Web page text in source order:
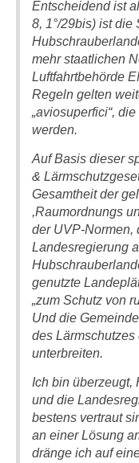
Entscheidend ist
8, 1°/29bis) ist die
mehr staatlichen
Luftfahrtbehörde
Regeln gelten
„aviosuperfici“,
werden.
Auf Basis dieser
&
Gesamtheit der
,Raumordnungs
der UVP-Normen,
Landesregierung
genutzte
„zum Schutz von
Und die
des
unterbreiten.
Ich bin überzeugt,
und die
bestens vertraut
an einer Lösung
dränge ich auf